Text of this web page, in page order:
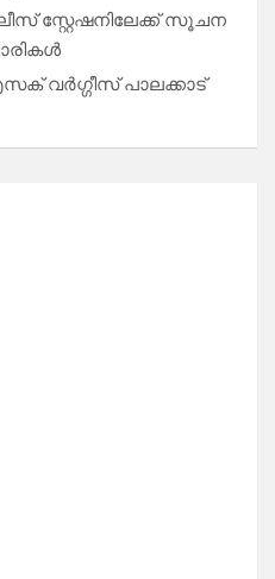
സ്റ്റേഷനിലേക്ക് സൂചന
വര്‍ഗ്ഗീസ് പാലക്കാട്